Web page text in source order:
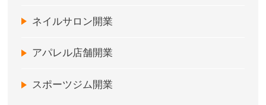
ネイルサロン開業
アパレル店舗開業
スポーツジム開業